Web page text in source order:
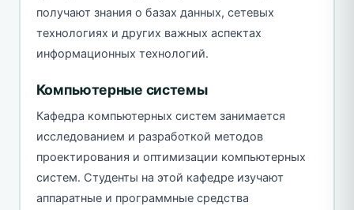
получают знания о базах данных, сетевых
технологиях и других важных аспектах
информационных технологий.
Компьютерные системы
Кафедра компьютерных систем занимается
исследованием и разработкой методов
проектирования и оптимизации компьютерных
систем. Студенты на этой кафедре изучают
аппаратные и программные средства